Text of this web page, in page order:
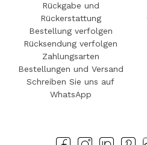
Rückgabe und
Rückerstattung
Bestellung verfolgen
Rücksendung verfolgen
Zahlungsarten
Bestellungen und Versand
Schreiben Sie uns auf
WhatsApp